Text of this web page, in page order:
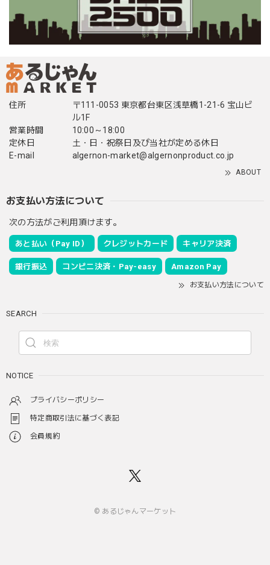
住所
〒111-0053 東京都台東区浅草橋1-21-6 宝山ビ
ル1F
営業時間
10:00～18:00
定休日
土・日・祝祭日及び当社が定める休日
E-mail
algernon-market@algernonproduct.co.jp
ABOUT
お支払い方法について
次の方法がご利用頂けます。
あと払い（Pay ID） クレジットカード キャリア決済
銀行振込 コンビニ決済・Pay-easy Amazon Pay
お支払い方法について
SEARCH
NOTICE
プライバシーポリシー
特定商取引法に基づく表記
会員規約
© あるじゃんマーケット